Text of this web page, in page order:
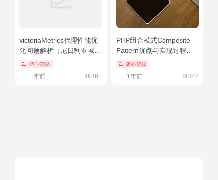
victoriaMetrics代理性能优
化问题解析（尼日利亚城）
一看就会
随心笔谈
1年前 361
PHP组合模式Composite
Pattern优点与实现过程
（php图片上传代码详解）
随心笔谈
1年前 342